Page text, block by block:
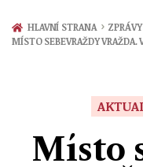
Zprávy
Přerov
Ekonomika
Ženy
Sport
HLAVNÍ STRANA › ZPRÁVY
MÍSTO SEBEVRAŽDY
Místo